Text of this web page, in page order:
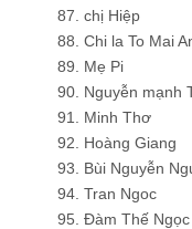
87. chị Hiệp
88. Chi la To Mai
89. Mẹ Pi
90. Nguyễn mạnh
91. Minh Thơ
92. Hoàng Giang
93. Bùi Nguyễn
94. Tran Ngoc
95. Đàm Thế Ngọc